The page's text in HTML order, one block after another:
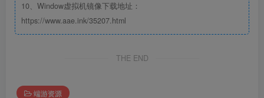
10、Window虚拟机镜像下载地址：
https://www.aae.ink/35207.html
THE END
端游资源